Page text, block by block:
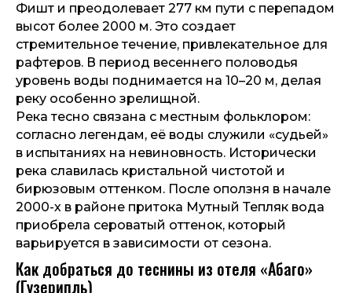
Фишт и преодолевает 277 км пути с перепадом
высот более 2000 м. Это создает
стремительное течение, привлекательное для
рафтеров. В период весеннего половодья
уровень воды поднимается на 10–20 м, делая
реку особенно зрелищной.
Река тесно связана с местным фольклором:
согласно легендам, её воды служили «судьей»
в испытаниях на невиновность. Исторически
река славилась кристальной чистотой и
бирюзовым оттенком. После оползня в начале
2000-х в районе притока Мутный Тепляк вода
приобрела сероватый оттенок, который
варьируется в зависимости от сезона.
Как добраться до теснины из отеля «Абаго»
(Гузерипль)